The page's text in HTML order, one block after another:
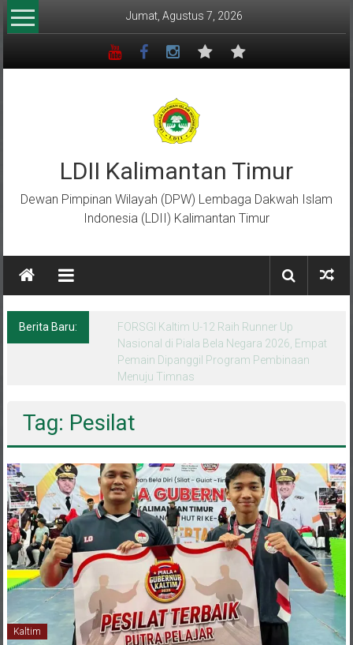
Lompat
ke
Jumat, Agustus 7, 2026
LDII Kalimantan Timur
Dewan Pimpinan Wilayah (DPW) Lembaga Dakwah Islam
Indonesia (LDII) Kalimantan Timur
Berita Baru:
Menempa Generasi Muda Berkarakter Luhur
di Bumi Perkemahan Makroman Indah
melalui CAI ke-47
Kaltim